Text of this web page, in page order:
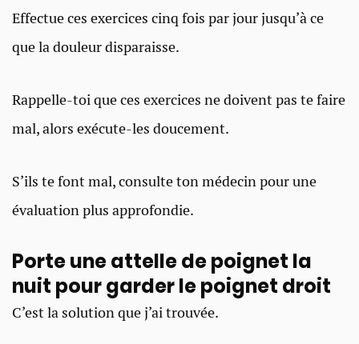
Effectue ces exercices cinq fois par jour jusqu’à ce
que la douleur disparaisse.
Rappelle-toi que ces exercices ne doivent pas te faire
mal, alors exécute-les doucement.
S’ils te font mal, consulte ton médecin pour une
évaluation plus approfondie.
Porte une attelle de poignet la
nuit pour garder le poignet droit​
C’est la solution que j’ai trouvée.